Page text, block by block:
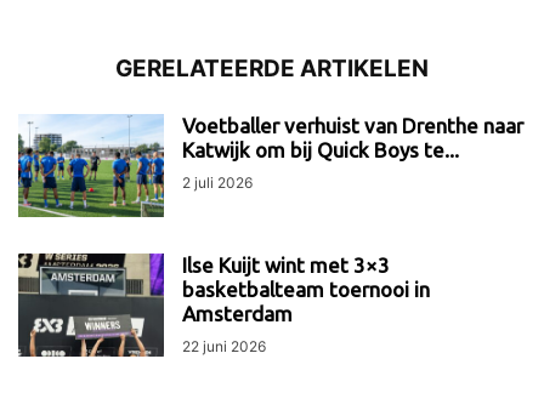
GERELATEERDE ARTIKELEN
Voetballer verhuist van Drenthe naar
Katwijk om bij Quick Boys te...
2 juli 2026
Ilse Kuijt wint met 3×3
basketbalteam toernooi in
Amsterdam
22 juni 2026